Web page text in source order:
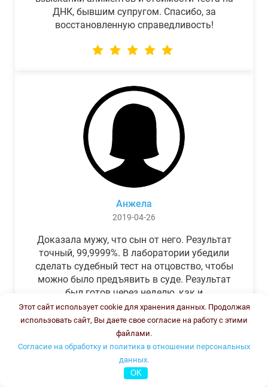
ДНК, бывшим супругом. Спасибо, за
восстановленную справедливость!
Анжела
2019-04-26
Доказала мужу, что сын от него. Результат
точный, 99,9999%. В лаборатории убедили
сделать судебный тест на отцовство, чтобы
можно было предъявить в суде. Результат
был готов через неделю, как и
обещали.Теперь муж бегает и извиняется.
Этот сайт использует cookie для хранения данных. Продолжая
использовать сайт, Вы даете свое согласие на работу с этими
файлами.
Согласие на обработку и политика в отношении персональных
данных.
OK